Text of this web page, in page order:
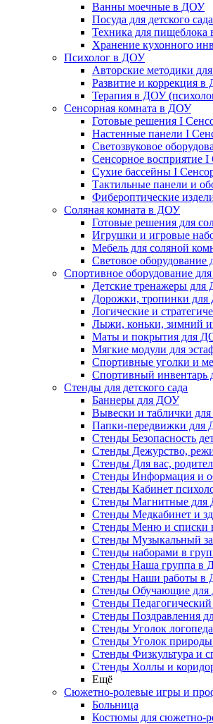
Ванны моечные в ДОУ
Посуда для детского сада
Техника для
Хранение кухонного
Психолог в ДОУ
Авторские методики
Развитие и коррекция
Терапия в ДОУ
Сенсорная комната в ДОУ
Готовые решения I
Настенные панели I
Светозвуковое
Сенсорное восприятие I
Сухие бассейны I
Тактильные панели и
Фибероптические
Соляная комната в ДОУ
Готовые решения для
Игрушки и игровые
Мебель для соляной
Световое оборудование
Спортивное оборудование для
Детские тренажеры
Дорожки, тропинки
Логические и
Лыжи, коньки, зимний
Маты и покрытия для
Мягкие модули для
Спортивные уголки и
Спортивный инвентарь
Стенды для детского сада
Баннеры для ДОУ
Вывески и таблички
Папки-передвижки для
Стенды Безопасность
Стенды Дежурство,
Стенды Для вас,
Стенды Информация и
Стенды Кабинет
Стенды Магнитные
Стенды Медкабинет и
Стенды Меню и
Стенды Музыкальный
Стенды наборами в
Стенды Наша группа в
Стенды Наши работы в
Стенды Обучающие
Стенды
Стенды Поздравления
Стенды Уголок
Стенды Уголок
Стенды Физкультура и
Стенды Холлы и
Ещё
Сюжетно-ролевые игры и
Больница
Костюмы для сюжетно-